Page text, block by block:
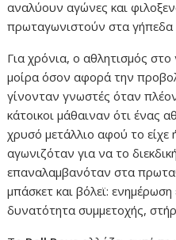
αναλύουν αγώνες και
πρωταγωνιστούν στα γήπεδα
Για χρόνια, ο αθλητισμός
μοίρα όσον αφορά την
γίνονταν γνωστές όταν
κάτοικοι μάθαιναν ότι ένας
χρυσό μετάλλιο αφού το
αγωνιζόταν για να το
επαναλαμβανόταν στα
μπάσκετ και βόλεϊ:
δυνατότητα συμμετοχής,